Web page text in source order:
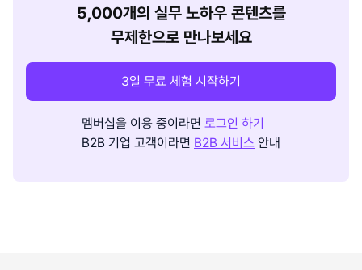
5,000개의 실무 노하우 콘텐츠를
무제한으로 만나보세요
3일 무료 체험 시작하기
멤버십을 이용 중이라면 로그인 하기
B2B 기업 고객이라면 B2B 서비스 안내